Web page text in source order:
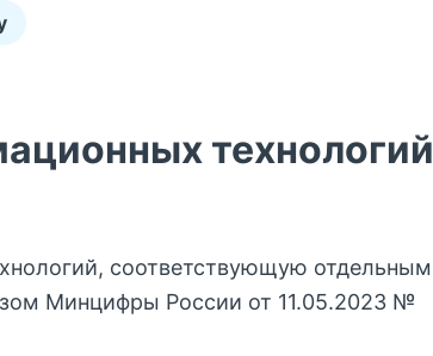
технологий
соответствующую отдельным
Минцифры России от 11.05.2023 №